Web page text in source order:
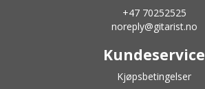
+47 70252525
noreply@gitarist.no
Kundeservice
Kjøpsbetingelser